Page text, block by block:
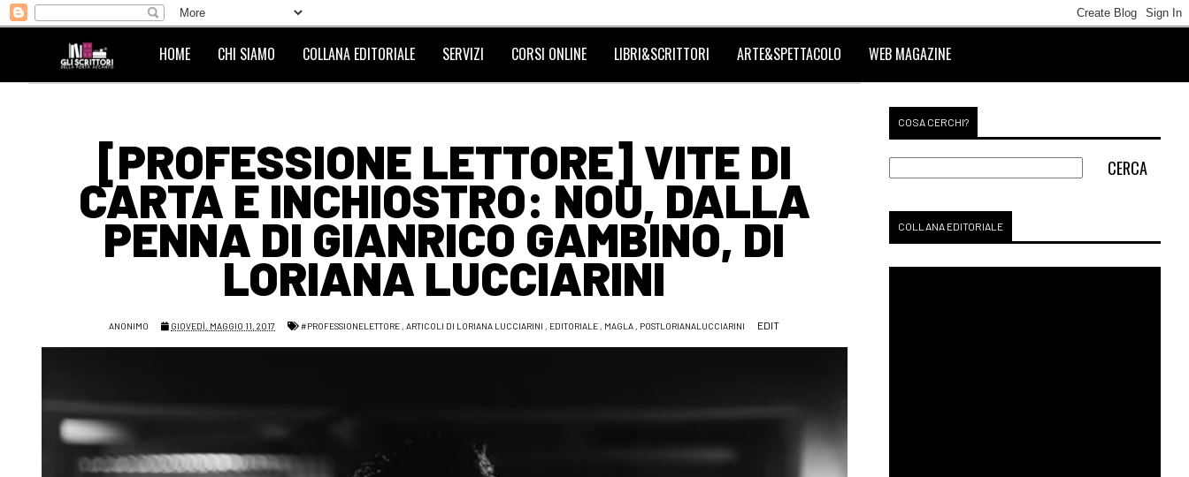
HOME CHI SIAMO COLLANA EDITORIALE SERVIZI CORSI ONLINE LIBRI&SCRITTORI ARTE&SPETTACOLO WEB MAGAZINE
[PROFESSIONE LETTORE] VITE DI
CARTA E INCHIOSTRO: NOU, DALLA
PENNA DI GIANRICO GAMBINO, DI
LORIANA LUCCIARINI
ANONIMO GIOVEDÌ, MAGGIO 11, 2017 #PROFESSIONELETTORE ,ARTICOLI DI LORIANA LUCCIARINI , EDITORIALE , MAGLA , POSTLORIANALUCCIARINI EDIT
COSA CERCHI?
COLLANA EDITORIALE